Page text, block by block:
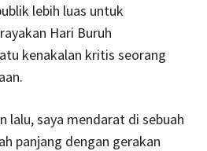
lebih luas untuk
Hari Buruh
kenakalan kritis seorang
lalu, saya mendarat di sebuah
panjang dengan gerakan